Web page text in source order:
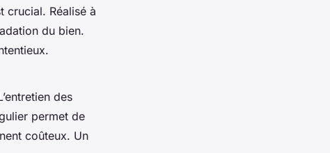
crucial. Réalisé à
du bien.
des
permet de
coûteux. Un